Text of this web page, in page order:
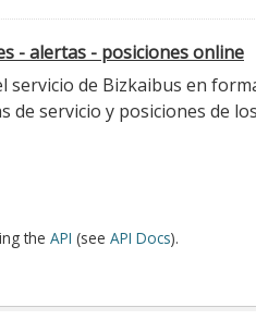
- alertas - posiciones online
de Bizkaibus en
de servicio y posiciones de
the API (see API Docs).